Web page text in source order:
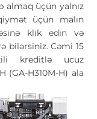
almaq üçün yalnız
üçün malın
klik edin və
bilərsiniz. Cəmi 15
kreditlə ucuz
(GA-H310M-H) ala